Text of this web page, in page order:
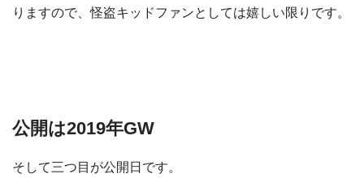
りますので、怪盗キッドファンとしては嬉しい限りです。
公開は2019年GW
そして三つ目が公開日です。